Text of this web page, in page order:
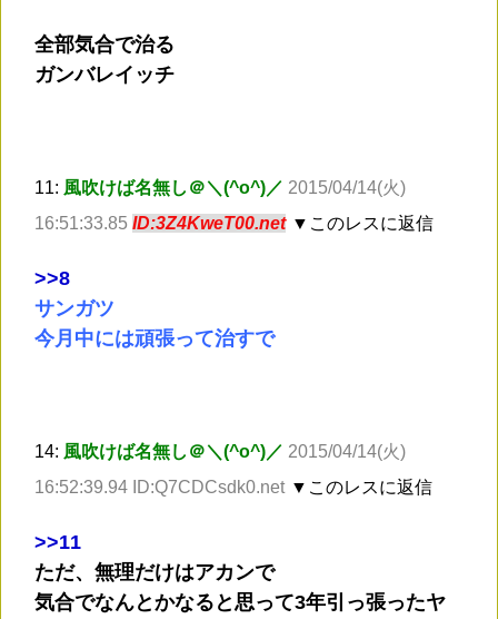
全部気合で治る
ガンバレイッチ
11: 風吹けば名無し＠＼(^o^)／ 2015/04/14(火)
16:51:33.85 ID:3Z4KweT00.net ▼このレスに返信
>>8
サンガツ
今月中には頑張って治すで
14: 風吹けば名無し＠＼(^o^)／ 2015/04/14(火)
16:52:39.94 ID:Q7CDCsdk0.net ▼このレスに返信
>>11
ただ、無理だけはアカンで
気合でなんとかなると思って3年引っ張ったヤ